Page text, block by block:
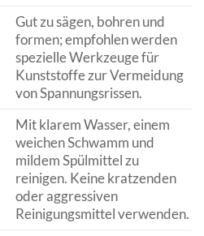
Gut zu sägen, bohren und
formen; empfohlen werden
spezielle Werkzeuge für
Kunststoffe zur Vermeidung
von Spannungsrissen.
Mit klarem Wasser, einem
weichen Schwamm und
mildem Spülmittel zu
reinigen. Keine kratzenden
oder aggressiven
Reinigungsmittel verwenden.